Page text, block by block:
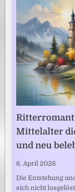
Mittelalter
und neu
6. April 2026
Die Entstehung
sich nicht